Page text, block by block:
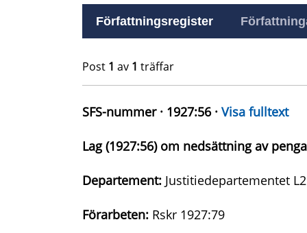
Författningsregister
Post 1 av 1 träffar
SFS-nummer · 1927:56 · Visa fulltext
Lag (1927:56) om nedsättning av
Departement: Justitiedepartementet L2
Förarbeten: Rskr 1927:79